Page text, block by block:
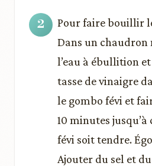
Pour faire bouillir
Dans un chaudron
l’eau à ébullition et
tasse de vinaigre
le gombo févi et
10 minutes
févi soit tendre.
Ajouter du sel et